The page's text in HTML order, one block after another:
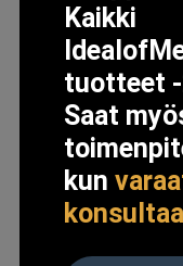
Kaikki
tuotteet -
Saat
kun